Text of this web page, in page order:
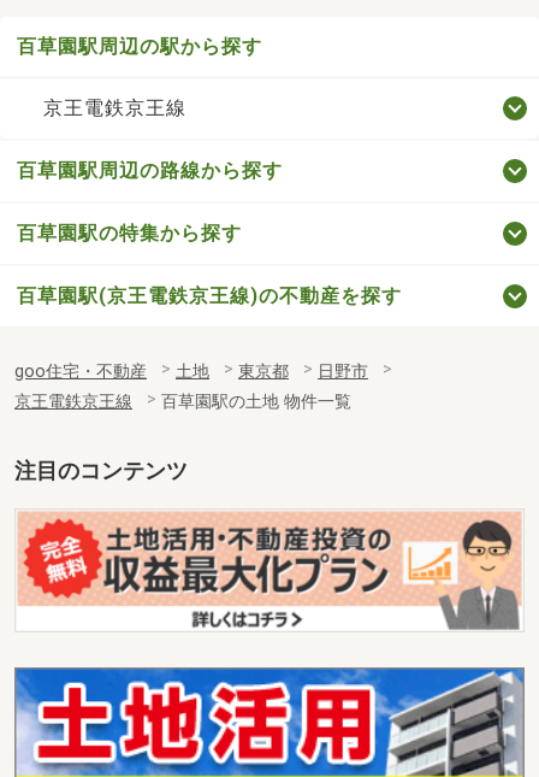
百草園駅周辺の駅から探す
京王電鉄京王線
百草園駅周辺の路線から探す
百草園駅の特集から探す
百草園駅(京王電鉄京王線)の不動産を探す
goo住宅・不動産 土地 東京都
日野市
京王電鉄京王線
百草園駅の土地 物件一覧
注目のコンテンツ